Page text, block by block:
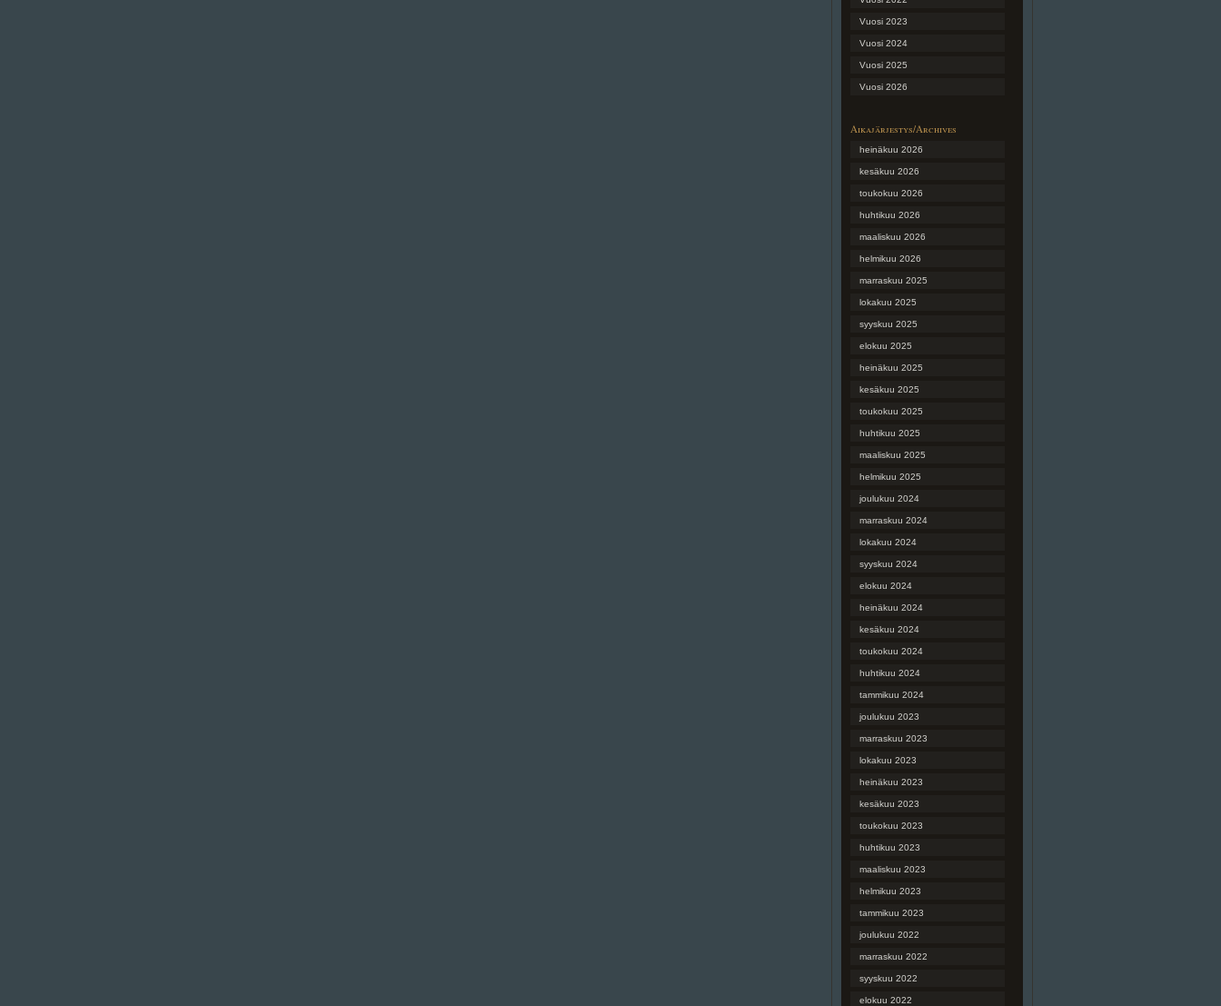
Vuosi 2023
Vuosi 2024
Vuosi 2025
Vuosi 2026
Aikajärjestys/Archives
heinäkuu 2026
kesäkuu 2026
toukokuu 2026
huhtikuu 2026
maaliskuu 2026
helmikuu 2026
marraskuu 2025
lokakuu 2025
syyskuu 2025
elokuu 2025
heinäkuu 2025
kesäkuu 2025
toukokuu 2025
huhtikuu 2025
maaliskuu 2025
helmikuu 2025
joulukuu 2024
marraskuu 2024
lokakuu 2024
syyskuu 2024
elokuu 2024
heinäkuu 2024
kesäkuu 2024
toukokuu 2024
huhtikuu 2024
tammikuu 2024
joulukuu 2023
marraskuu 2023
lokakuu 2023
heinäkuu 2023
kesäkuu 2023
toukokuu 2023
huhtikuu 2023
maaliskuu 2023
helmikuu 2023
tammikuu 2023
joulukuu 2022
marraskuu 2022
syyskuu 2022
elokuu 2022